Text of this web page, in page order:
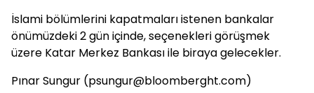
İslami bölümlerini kapatmaları istenen bankalar
önümüzdeki 2 gün içinde, seçenekleri görüşmek
üzere Katar Merkez Bankası ile biraya gelecekler.
Pınar Sungur (psungur@bloomberght.com)